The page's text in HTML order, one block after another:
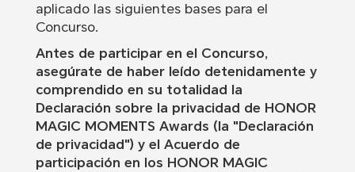
aplicado las siguientes bases para el
Concurso.
Antes de participar en el Concurso,
asegúrate de haber leído detenidamente y
comprendido en su totalidad la
Declaración sobre la privacidad de HONOR
MAGIC MOMENTS Awards (la "Declaración
de privacidad") y el Acuerdo de
participación en los HONOR MAGIC